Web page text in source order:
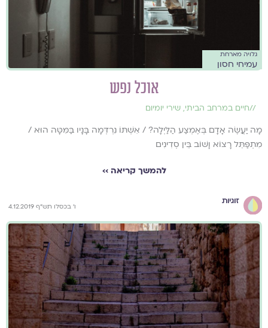
גלויה מארחת
עמיחי חסון
אוכל נפש
//חיים במרחב הביתי, שירי יומיום
מָה יַעֲשֶׂה אָדָם בְּאֶמְצַע הַלַּיְלָה? / אִשְׁתּוֹ נִרְדְּמָה בָּנָיו בַּמִּטָּה הוּא /
מִתְפַּתֵּל רָצוֹא וָשׁוֹב בֵּין סְדִינִים
להמשך קריאה ››
זוגיות
ו' בכסלו תש"ף 4.12.2019